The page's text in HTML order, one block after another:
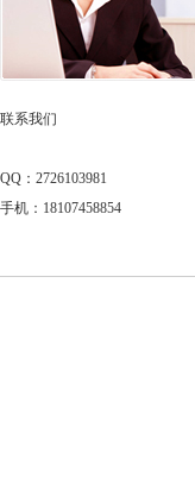
联系我们
QQ：2726103981
手机：18107458854